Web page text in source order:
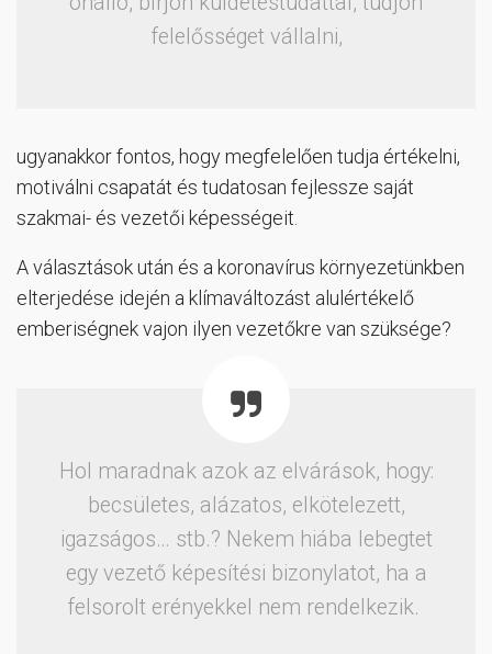
felelősséget vállalni,
ugyanakkor fontos, hogy megfelelően tudja értékelni,
motiválni csapatát és tudatosan fejlessze saját
szakmai- és vezetői képességeit.
A választások után és a koronavírus környezetünkben
elterjedése idején a klímaváltozást alulértékelő
emberiségnek vajon ilyen vezetőkre van szüksége?
Hol maradnak azok az elvárások, hogy:
becsületes, alázatos, elkötelezett,
igazságos… stb.? Nekem hiába lebegtet
egy vezető képesítési bizonylatot, ha a
felsorolt erényekkel nem rendelkezik.